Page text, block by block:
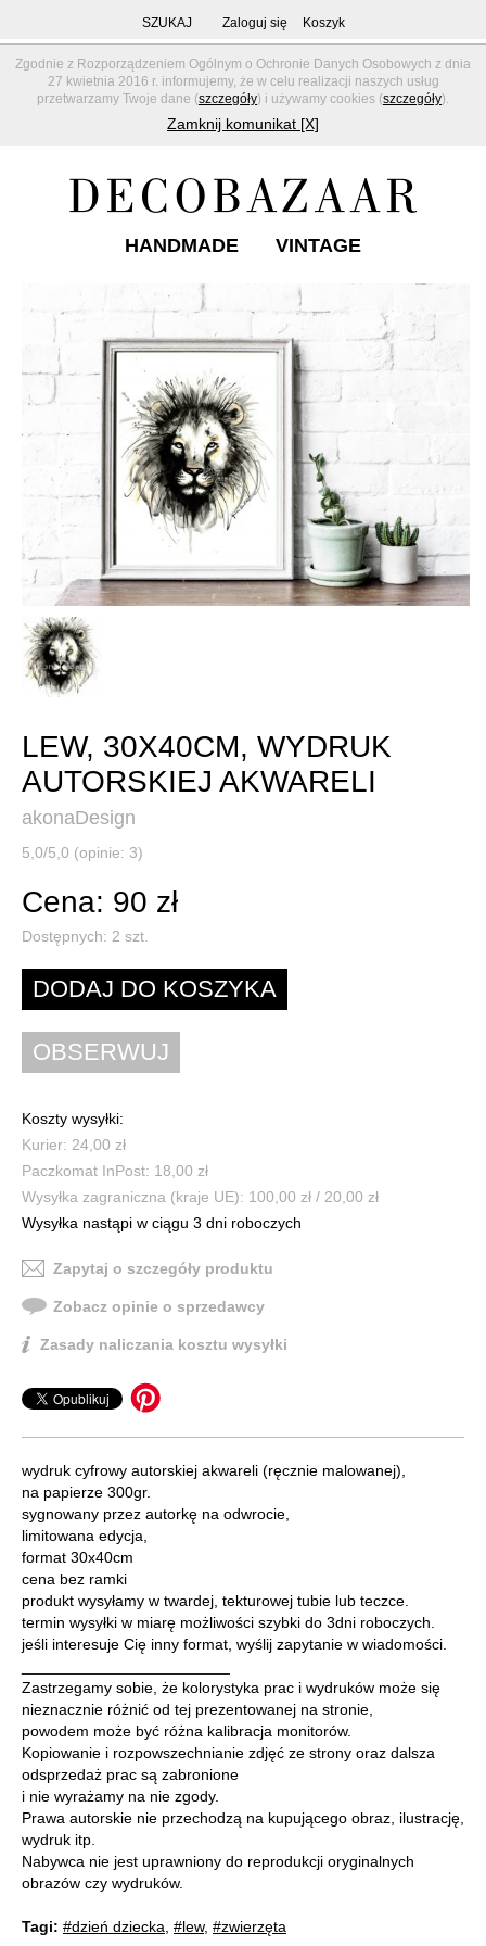
Zgodnie z Rozporządzeniem Ogólnym o Ochronie Danych Osobowych z dnia
27 kwietnia 2016 r. informujemy, że w celu realizacji naszych usług
przetwarzamy Twoje dane (szczegóły) i używamy cookies (szczegóły).
Zamknij komunikat [X]
SZUKAJ Zaloguj się Koszyk
HANDMADE VINTAGE
LEW, 30X40CM, WYDRUK
AUTORSKIEJ AKWARELI
akonaDesign
5,0/5,0 (opinie: 3)
Cena: 90 zł
Dostępnych: 2 szt.
Koszty wysyłki:
Kurier: 24,00 zł
Paczkomat InPost: 18,00 zł
Wysyłka zagraniczna (kraje UE): 100,00 zł / 20,00 zł
Wysyłka nastąpi w ciągu 3 dni roboczych
Zapytaj o szczegóły produktu
Zobacz opinie o sprzedawcy
Zasady naliczania kosztu wysyłki
wydruk cyfrowy autorskiej akwareli (ręcznie malowanej),
na papierze 300gr.
sygnowany przez autorkę na odwrocie,
limitowana edycja,
format 30x40cm
cena bez ramki
produkt wysyłamy w twardej, tekturowej tubie lub teczce.
termin wysyłki w miarę możliwości szybki do 3dni roboczych.
jeśli interesuje Cię inny format, wyślij zapytanie w wiadomości.
Zastrzegamy sobie, że kolorystyka prac i wydruków może się
nieznacznie różnić od tej prezentowanej na stronie,
powodem może być różna kalibracja monitorów.
Kopiowanie i rozpowszechnianie zdjęć ze strony oraz dalsza
odsprzedaż prac są zabronione
i nie wyrażamy na nie zgody.
Prawa autorskie nie przechodzą na kupującego obraz, ilustrację,
wydruk itp.
Nabywca nie jest uprawniony do reprodukcji oryginalnych
obrazów czy wydruków.
Tagi: #dzień dziecka #lew, #zwierzęta